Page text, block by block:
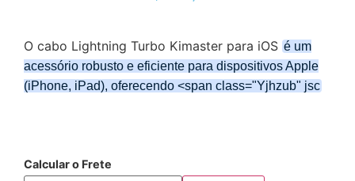
O cabo Lightning Turbo Kimaster para iOS é um
acessório robusto e eficiente para dispositivos Apple
(iPhone, iPad), oferecendo <span class="Yjhzub" jsc
Calcular o Frete